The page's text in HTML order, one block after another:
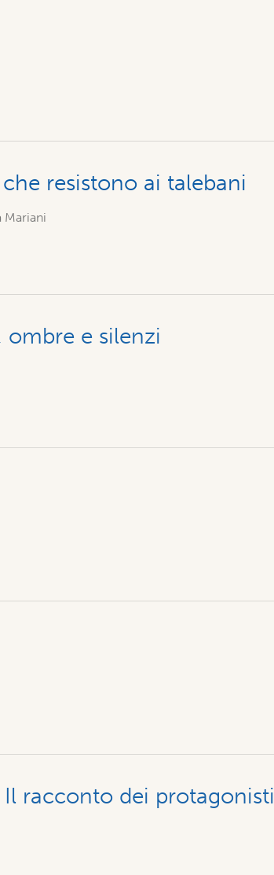
resistono ai talebani
Mariani
ombre e silenzi
racconto dei protagonisti